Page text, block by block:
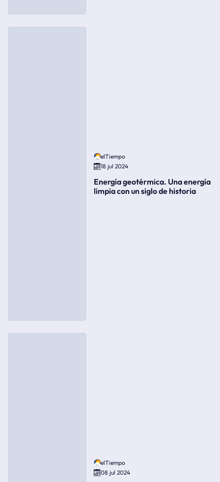
elTiempo
18 jul 2024
Energía geotérmica. Una energía
limpia con un siglo de historia
elTiempo
08 jul 2024